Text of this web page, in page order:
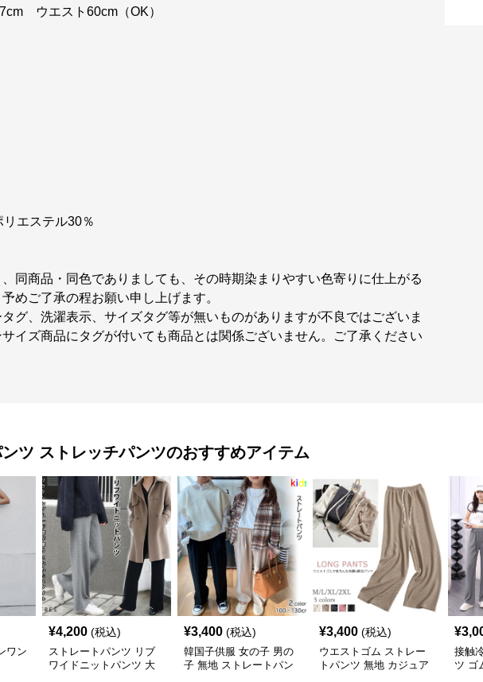
ウエスト60cm（OK）
エステル30％
同商品・同色でありましても、その時期染まりやすい色寄りに仕上がる
めご了承の程お願い申し上げます。
グ、洗濯表示、サイズタグ等が無いものがありますが不良ではございま
イズ商品にタグが付いても商品とは関係ございません。ご了承ください
ツ ストレッチパンツのおすすめアイテム
ワン
¥4,200 (税込)
ストレートパンツ リブ
ワイドニットパンツ 大
¥3,400 (税込)
韓国子供服 女の子 男の
子 無地 ストレートパン
¥3,400 (税込)
ウエストゴム ストレー
トパンツ 無地 カジュア
¥
接触
ツ ゴ